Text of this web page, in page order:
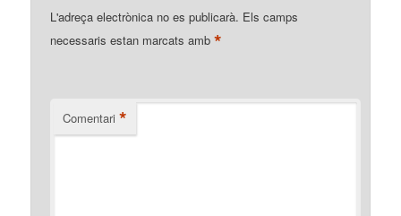
L'adreça electrònica no es publicarà. Els camps
necessaris estan marcats amb*
Comentari *